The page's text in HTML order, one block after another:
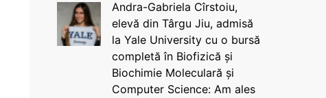
Andra-Gabriela Cîrstoiu,
elevă din Târgu Jiu, admisă
la Yale University cu o bursă
completă în Biofizică și
Biochimie Moleculară și
Computer Science: Am ales